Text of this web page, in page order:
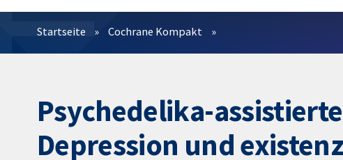
Filter
Startseite Cochrane Kompakt
Psychedelika-
Depression und